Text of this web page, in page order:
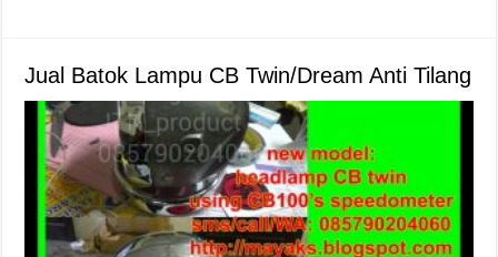
Jual Batok Lampu CB Twin/Dream Anti Tilang